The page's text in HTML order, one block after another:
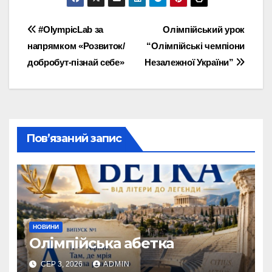
Навігація
записів
Олімпійський урок
“Олімпійські чемпіони
Незалежної України”
#OlympicLab за
напрямком «Розвиток/
добробут-пізнай себе»
Пов’язаний запис
НОВИНИ
Олімпійська абетка
СЕР 3, 2026 ADMIN